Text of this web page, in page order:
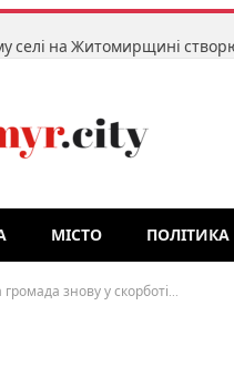
МІСТО ПОЛІТИКА
знову у скорботі…